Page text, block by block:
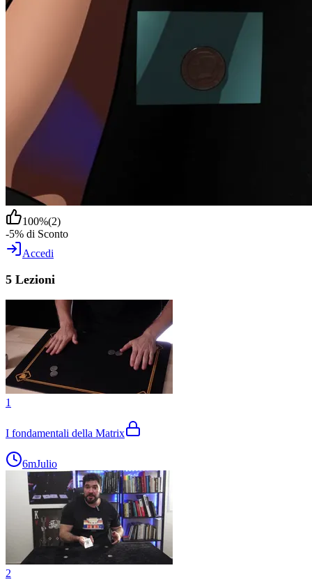
100%(2)
-5% di Sconto
Accedi
5 Lezioni
1
I fondamentali della Matrix
6mJulio
2